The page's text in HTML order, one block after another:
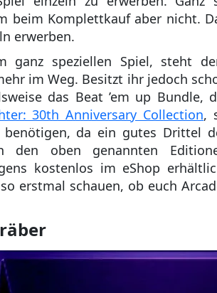
beim Komplettkauf aber nicht.
erwerben.
ganz speziellen Spiel, steht
im Weg. Besitzt ihr jedoch
das Beat ’em up Bundle,
30th Anniversary Collection,
da ein gutes Drittel
den oben genannten
kostenlos im eShop
erstmal schauen, ob euch